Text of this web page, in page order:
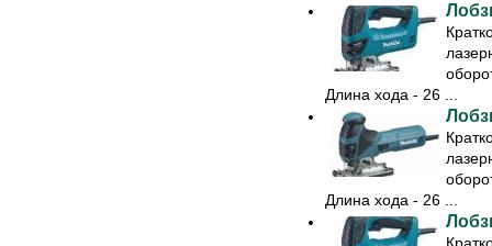
Длина хода - 26 ...
Длина хода - 26 ...